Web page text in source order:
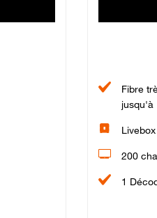
Fibre
jusqu'à
200
1